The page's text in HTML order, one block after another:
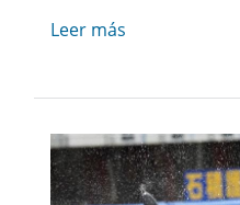
Leer más